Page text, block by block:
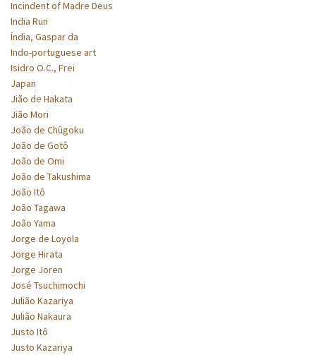
Incindent of Madre Deus
India Run
Índia, Gaspar da
Indo-portuguese art
Isidro O.C., Frei
Japan
Jião de Hakata
Jião Mori
João de Chûgoku
João de Gotô
João de Omi
João de Takushima
João Itô
João Tagawa
João Yama
Jorge de Loyola
Jorge Hirata
Jorge Joren
José Tsuchimochi
Julião Kazariya
Julião Nakaura
Justo Itô
Justo Kazariya